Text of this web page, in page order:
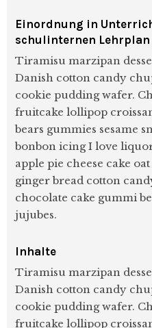
Einordnung in
schulinternen Lehrplan
Tiramisu marzipan
Danish cotton candy
cookie pudding wafer.
fruitcake lollipop
bears gummies sesame
bonbon icing I love
apple pie cheese cake
ginger bread cotton
chocolate cake gummi
jujubes.
Inhalte
Tiramisu marzipan
Danish cotton candy
cookie pudding wafer.
fruitcake lollipop